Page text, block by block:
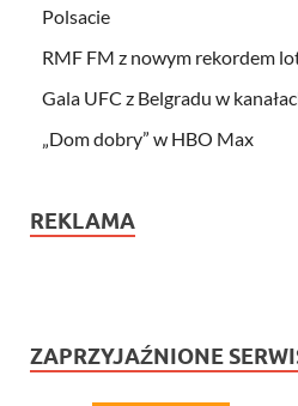
Polsacie
RMF FM z nowym rekordem
Gala UFC z Belgradu w
„Dom dobry” w HBO Max
REKLAMA
ZAPRZYJAŹNIONE